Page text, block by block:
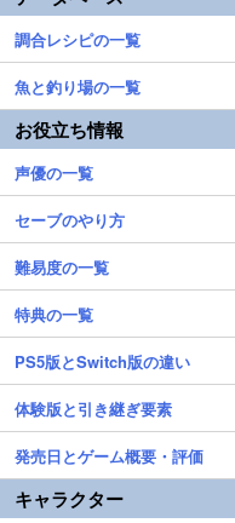
調合レシピの一覧
魚と釣り場の一覧
お役立ち情報
声優の一覧
セーブのやり方
難易度の一覧
特典の一覧
PS5版とSwitch版の違い
体験版と引き継ぎ要素
発売日とゲーム概要・評価
キャラクター